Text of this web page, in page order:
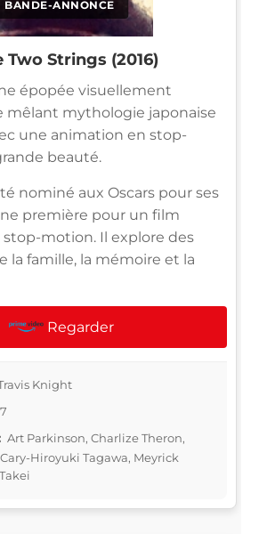
BANDE-ANNONCE
Strings (2016)
épopée visuellement
mêlant mythologie japonaise
une animation en stop-
beauté.
nominé aux Oscars pour ses
première pour un film
motion. Il explore des
la famille, la mémoire et la
Regarder
Knight
Art Parkinson, Charlize Theron,
Hiroyuki Tagawa, Meyrick